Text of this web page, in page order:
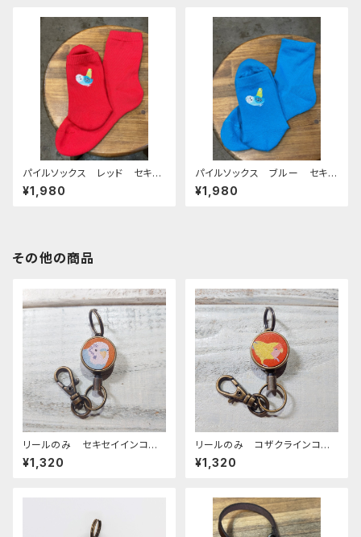
パイルソックス レッド セキセ
イインコ 日本製 刺繍 せき
せいいんこ 奈良 靴下 くつ
¥1,980
パイルソックス ブルー セキセ
イインコ 日本製 刺繍 せき
せいいんこ 奈良 靴下 くつ
¥1,980
その他の商品
リールのみ セキセイインコ
ノーマルブルー キャメル せき
せいいんこ
¥1,320
リールのみ コザクラインコ
イエロー レッドブラウン こざ
くらいんこ
¥1,320